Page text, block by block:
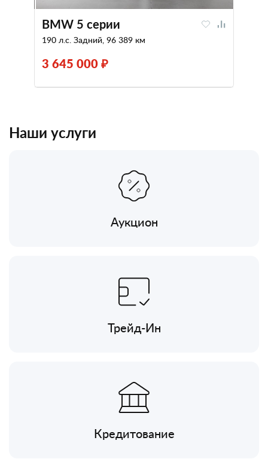
BMW 5 серии
190 л.с. Задний, 96 389 км
3 645 000 ₽
Наши услуги
Аукцион
Трейд-Ин
Кредитование